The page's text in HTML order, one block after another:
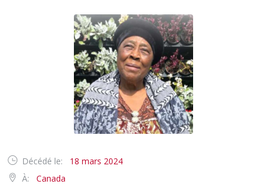
Décédé le:
18 mars 2024
À:
Canada